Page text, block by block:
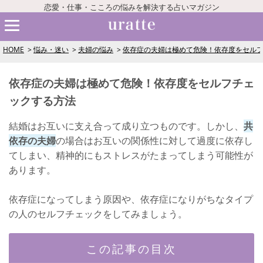
恋愛・仕事・こころの悩みを解決する占いマガジン
HOME 悩み・迷い 夫婦の悩み 依存症の夫婦は極めて危険！依存度をセル
依存症の夫婦は極めて危険！依存度をセルフチェ
ックする方法
結婚はお互いに支え合って成り立つものです。しかし、 共
依存の夫婦の場合はお互いの関係性に対して過度に依存し
てしまい、精神的にもストレスがたまってしまう可能性が
あります。
依存症になってしまう原因や、依存症になりがちなタイプ
の人のセルフチェックをしてみましょう。
この記事の目次